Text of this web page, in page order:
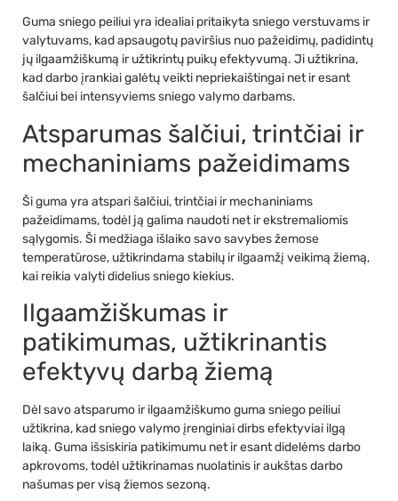
Guma sniego peiliui yra idealiai pritaikyta sniego verstuvams ir
valytuvams, kad apsaugotų paviršius nuo pažeidimų, padidintų
jų ilgaamžiškumą ir užtikrintų puikų efektyvumą. Ji užtikrina,
kad darbo įrankiai galėtų veikti nepriekaištingai net ir esant
šalčiui bei intensyviems sniego valymo darbams.
Atsparumas šalčiui, trintčiai ir
mechaniniams pažeidimams
Ši guma yra atspari šalčiui, trintčiai ir mechaniniams
pažeidimams, todėl ją galima naudoti net ir ekstremaliomis
sąlygomis. Ši medžiaga išlaiko savo savybes žemose
temperatūrose, užtikrindama stabilų ir ilgaamžį veikimą žiemą,
kai reikia valyti didelius sniego kiekius.
Ilgaamžiškumas ir
patikimumas, užtikrinantis
efektyvų darbą žiemą
Dėl savo atsparumo ir ilgaamžiškumo guma sniego peiliui
užtikrina, kad sniego valymo įrenginiai dirbs efektyviai ilgą
laiką. Guma išsiskiria patikimumu net ir esant didelėms darbo
apkrovoms, todėl užtikrinamas nuolatinis ir aukštas darbo
našumas per visą žiemos sezoną.